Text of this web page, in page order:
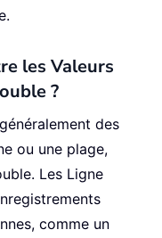
les Valeurs
?
des
ou une plage,
Les Ligne
comme un